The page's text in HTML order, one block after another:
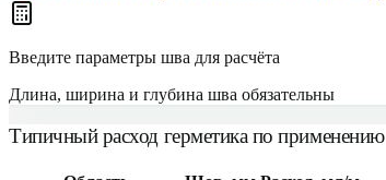
Введите параметры шва для расчёта
Длина, ширина и глубина шва обязательны
Типичный расход герметика по применению